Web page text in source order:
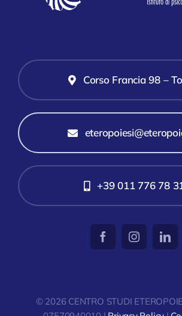
Corso Francia 98 –
+39 011 776 78
© 2026 CENTRO STUDI